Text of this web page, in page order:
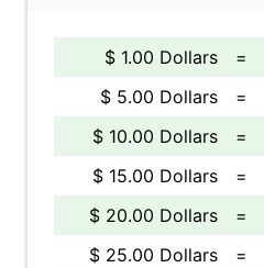
$ 1.00 Dollars =
$ 5.00 Dollars
=
$ 10.00 Dollars
=
$ 15.00 Dollars
=
$ 20.00 Dollars
=
$ 25.00 Dollars
=